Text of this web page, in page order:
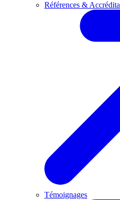
Références &
Témoignages